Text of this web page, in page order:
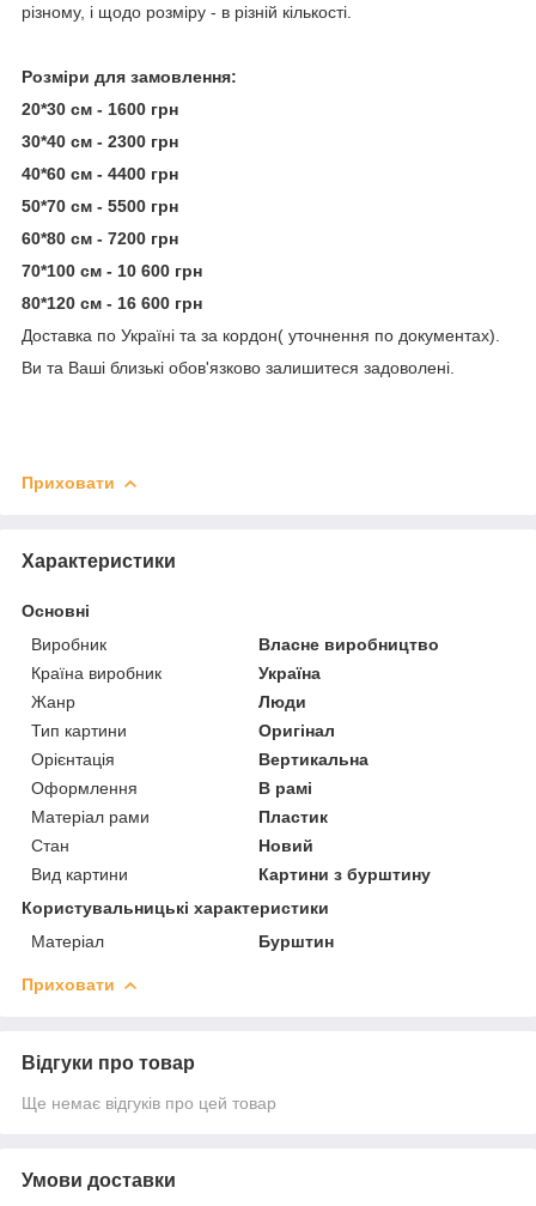
різному, і щодо розміру - в різній кількості.
Розміри для замовлення:
20*30 см - 1600 грн
30*40 см - 2300 грн
40*60 см - 4400 грн
50*70 см - 5500 грн
60*80 см - 7200 грн
70*100 см - 10 600 грн
80*120 см - 16 600 грн
Доставка по Україні та за кордон( уточнення по документах).
Ви та Ваші близькі обов'язково залишитеся задоволені.
Приховати
Характеристики
Основні
Виробник
Власне виробництво
Країна виробник
Україна
Жанр
Люди
Тип картини
Оригінал
Орієнтація
Вертикальна
Оформлення
В рамі
Матеріал рами
Пластик
Стан
Новий
Вид картини
Картини з бурштину
Користувальницькі характеристики
Матеріал
Бурштин
Приховати
Відгуки про товар
Ще немає відгуків про цей товар
Умови доставки